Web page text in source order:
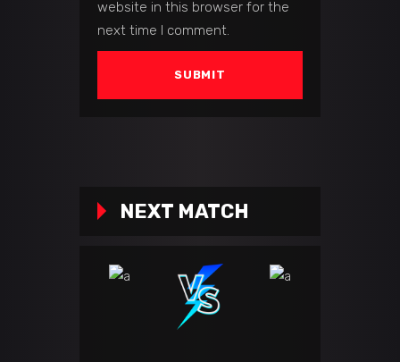
website in this browser for the
next time I comment.
NEXT MATCH